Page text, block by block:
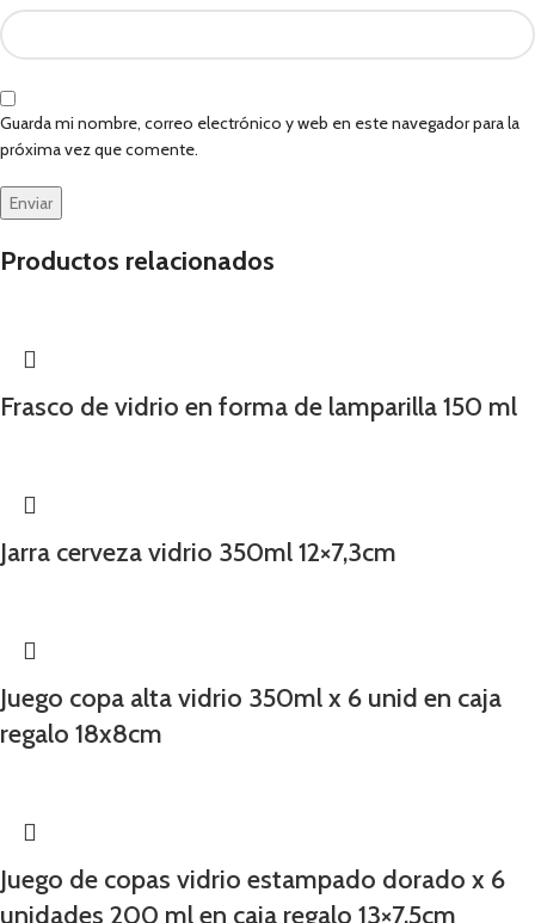
Guarda mi nombre, correo electrónico y web en este navegador para la
próxima vez que comente.
Productos relacionados
Frasco de vidrio en forma de lamparilla 150 ml
Jarra cerveza vidrio 350ml 12×7,3cm
Juego copa alta vidrio 350ml x 6 unid en caja
regalo 18x8cm
Juego de copas vidrio estampado dorado x 6
unidades 200 ml en caja regalo 13×7,5cm